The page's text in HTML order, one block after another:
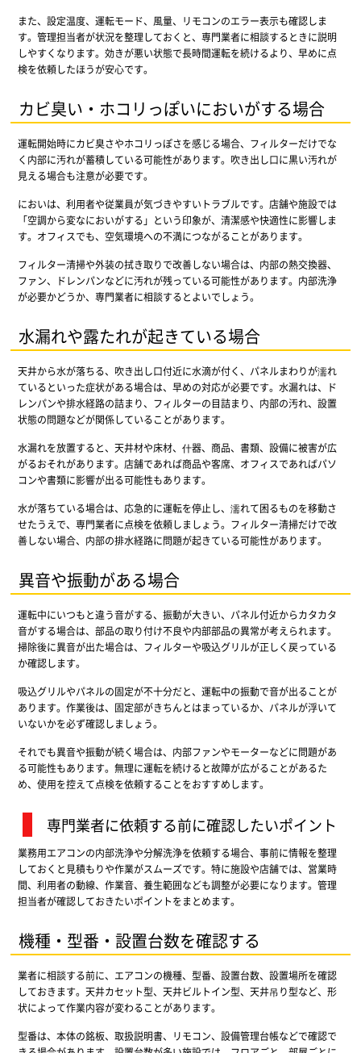
また、設定温度、運転モード、風量、リモコンのエラー表示も確認しま
す。管理担当者が状況を整理しておくと、専門業者に相談するときに説明
しやすくなります。効きが悪い状態で長時間運転を続けるより、早めに点
検を依頼したほうが安心です。
カビ臭い・ホコリっぽいにおいがする場合
運転開始時にカビ臭さやホコリっぽさを感じる場合、フィルターだけでな
く内部に汚れが蓄積している可能性があります。吹き出し口に黒い汚れが
見える場合も注意が必要です。
においは、利用者や従業員が気づきやすいトラブルです。店舗や施設では
「空調から変なにおいがする」という印象が、清潔感や快適性に影響しま
す。オフィスでも、空気環境への不満につながることがあります。
フィルター清掃や外装の拭き取りで改善しない場合は、内部の熱交換器、
ファン、ドレンパンなどに汚れが残っている可能性があります。内部洗浄
が必要かどうか、専門業者に相談するとよいでしょう。
水漏れや露たれが起きている場合
天井から水が落ちる、吹き出し口付近に水滴が付く、パネルまわりが濡れ
ているといった症状がある場合は、早めの対応が必要です。水漏れは、ド
レンパンや排水経路の詰まり、フィルターの目詰まり、内部の汚れ、設置
状態の問題などが関係していることがあります。
水漏れを放置すると、天井材や床材、什器、商品、書類、設備に被害が広
がるおそれがあります。店舗であれば商品や客席、オフィスであればパソ
コンや書類に影響が出る可能性もあります。
水が落ちている場合は、応急的に運転を停止し、濡れて困るものを移動さ
せたうえで、専門業者に点検を依頼しましょう。フィルター清掃だけで改
善しない場合、内部の排水経路に問題が起きている可能性があります。
異音や振動がある場合
運転中にいつもと違う音がする、振動が大きい、パネル付近からカタカタ
音がする場合は、部品の取り付け不良や内部部品の異常が考えられます。
掃除後に異音が出た場合は、フィルターや吸込グリルが正しく戻っている
か確認します。
吸込グリルやパネルの固定が不十分だと、運転中の振動で音が出ることが
あります。作業後は、固定部がきちんとはまっているか、パネルが浮いて
いないかを必ず確認しましょう。
それでも異音や振動が続く場合は、内部ファンやモーターなどに問題があ
る可能性もあります。無理に運転を続けると故障が広がることがあるた
め、使用を控えて点検を依頼することをおすすめします。
専門業者に依頼する前に確認したいポイント
業務用エアコンの内部洗浄や分解洗浄を依頼する場合、事前に情報を整理
しておくと見積もりや作業がスムーズです。特に施設や店舗では、営業時
間、利用者の動線、作業音、養生範囲なども調整が必要になります。管理
担当者が確認しておきたいポイントをまとめます。
機種・型番・設置台数を確認する
業者に相談する前に、エアコンの機種、型番、設置台数、設置場所を確認
しておきます。天井カセット型、天井ビルトイン型、天井吊り型など、形
状によって作業内容が変わることがあります。
型番は、本体の銘板、取扱説明書、リモコン、設備管理台帳などで確認で